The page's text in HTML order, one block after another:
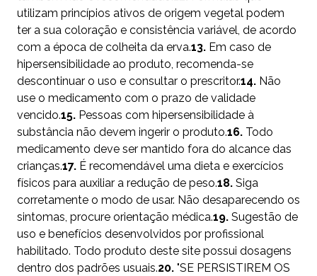
utilizam princípios ativos de origem vegetal podem
ter a sua coloração e consistência variável, de acordo
com a época de colheita da erva.13. Em caso de
hipersensibilidade ao produto, recomenda-se
descontinuar o uso e consultar o prescritor.14. Não
use o medicamento com o prazo de validade
vencido.15. Pessoas com hipersensibilidade à
substância não devem ingerir o produto.16. Todo
medicamento deve ser mantido fora do alcance das
crianças.17. É recomendável uma dieta e exercícios
físicos para auxiliar a redução de peso.18. Siga
corretamente o modo de usar. Não desaparecendo os
sintomas, procure orientação médica.19. Sugestão de
uso e benefícios desenvolvidos por profissional
habilitado. Todo produto deste site possui dosagens
dentro dos padrões usuais.20. "SE PERSISTIREM OS